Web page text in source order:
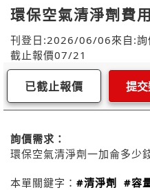
環保空氣清淨劑費用
刊登日:2026/06/06來自:
截止報價07/21
已截止報價 提
詢價需求：
環保空氣清淨劑一加侖多少
本單關鍵字： #清淨劑 #容